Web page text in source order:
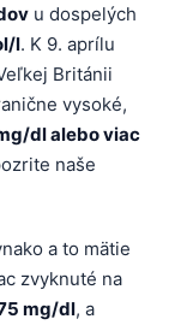
u dospelých
l. K 9. aprílu
Británii
vysoké,
dl alebo viac
naše
a to mätie
zvyknuté na
mg/dl, a